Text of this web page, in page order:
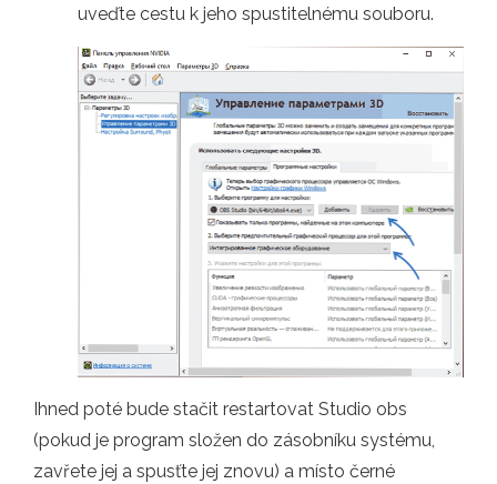
uveďte cestu k jeho spustitelnému souboru.
Ihned poté bude stačit restartovat Studio obs
(pokud je program složen do zásobníku systému,
zavřete jej a spusťte jej znovu) a místo černé